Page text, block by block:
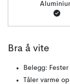
Bra å vite
Belegg:
Tåler varme